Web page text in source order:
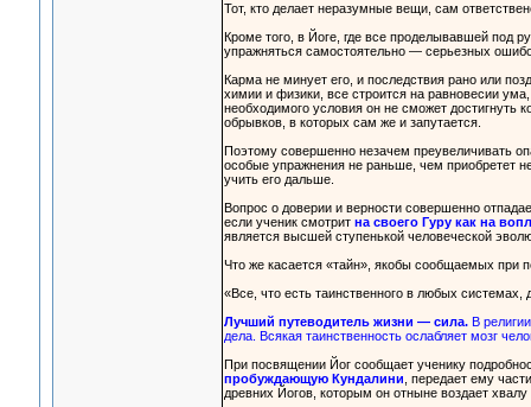
Тот, кто делает неразумные вещи, сам
Кроме того, в Йоге, где все проделывавшей под
упражняться самостоятельно — серьезных
Карма не минует его, и последствия рано или
химии и физики, все строится на равновесии ума,
необходимого условия он не сможет достигнуть
обрывков, в которых сам же и запутается.
Поэтому совершенно незачем преувеличивать
особые упражнения не раньше, чем приобретет
учить его дальше.
Вопрос о доверии и верности совершенно
если ученик смотрит на своего Гуру как на
является высшей ступенькой человеческой
Что же касается «тайн», якобы сообщаемых при
«Все, что есть таинственного в любых
Лучший путеводитель жизни — сила.В
дела. Всякая таинственность ослабляет мозг
При посвящении Йог сообщает ученику
пробуждающую Кундалини , передает ему
древних Йогов, которым он отныне воздает